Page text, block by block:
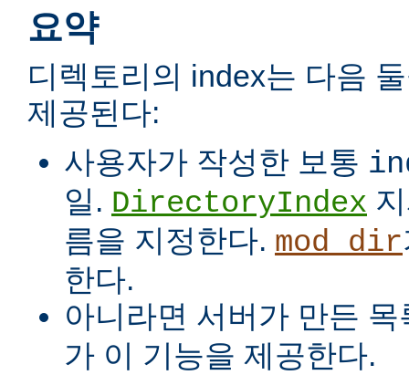
요약
디렉토리의 index는 다음
제공된다:
사용자가 작성한 보통
일. DirectoryIndex
름을 지정한다. mod_dir
한다.
아니라면 서버가 만든
가 이 기능을 제공한다.